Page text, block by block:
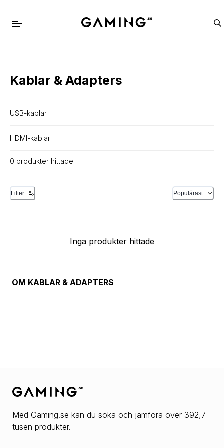
Kablar & Adapters
USB-kablar
HDMI-kablar
0 produkter hittade
Filter Populärast
Inga produkter hittade
OM KABLAR & ADAPTERS
Med Gaming.se kan du söka och jämföra över 392,7
tusen produkter.